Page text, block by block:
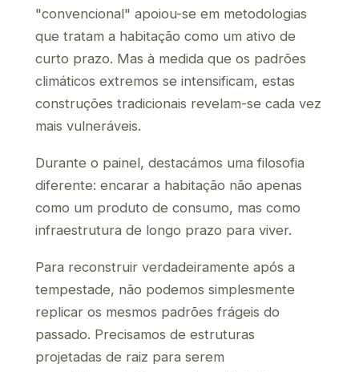
"convencional" apoiou-se em metodologias
que tratam a habitação como um ativo de
curto prazo. Mas à medida que os padrões
climáticos extremos se intensificam, estas
construções tradicionais revelam-se cada vez
mais vulneráveis.
Durante o painel, destacámos uma filosofia
diferente: encarar a habitação não apenas
como um produto de consumo, mas como
infraestrutura de longo prazo para viver.
Para reconstruir verdadeiramente após a
tempestade, não podemos simplesmente
replicar os mesmos padrões frágeis do
passado. Precisamos de estruturas
projetadas de raiz para serem